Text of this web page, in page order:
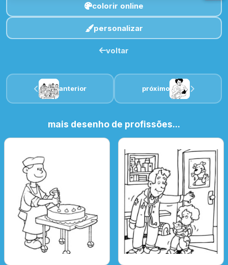
colorir online
personalizar
voltar
anterior próximo
mais desenho de profissões...